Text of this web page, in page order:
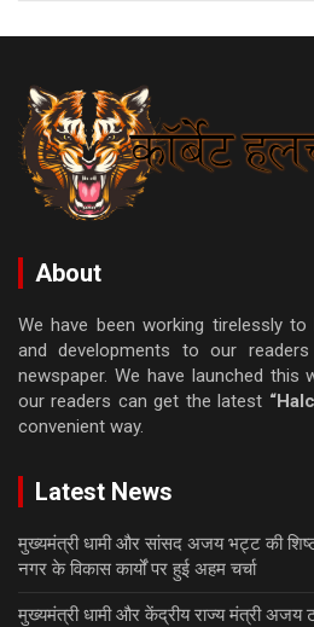
About
We have been working tirelessly
and developments to our
newspaper. We have launched
our readers can get the latest
convenient way.
Latest News
मुख्यमंत्री धामी और सांसद अजय भट्ट की
नगर के विकास कार्यों पर हुई अहम चर्चा
मुख्यमंत्री धामी और केंद्रीय राज्य मंत्री अजय